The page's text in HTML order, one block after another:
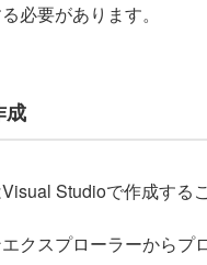
必要があります。
成
Studioで作成する
クスプローラーからプ